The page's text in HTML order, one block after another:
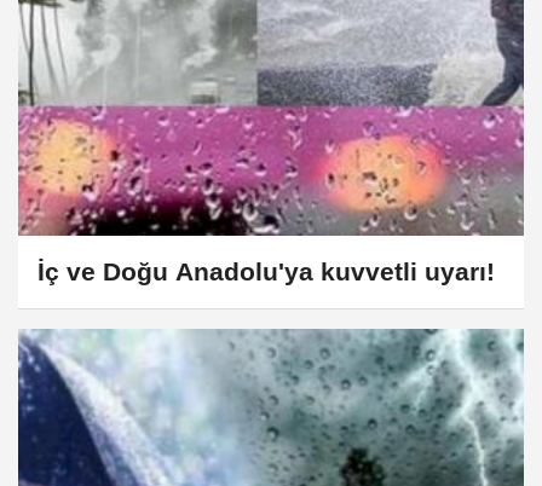
İç ve Doğu Anadolu'ya kuvvetli uyarı!